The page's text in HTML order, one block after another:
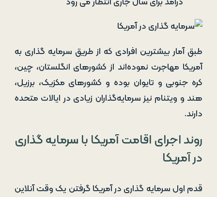
طبق آمار بیشترین افرادی که از طریق سرمایه‌ گذاری به
آمریکا مهاجرت نموده‌اند از کشورهای انگلستان، چین،
کره جنوبی و تایوان بوده و کشورهای مکزیک، برزیل،
هند و ویتنام نیز سرمایه‌گذاران زیادی در ایالات متحده
دارند.
روند اجرای اقامت آمریکا با سرمایه گذاری
در آمریکا
قدم اول سرمایه‌ گذاری در آمریکا گرفتن یک وقت آنلاین